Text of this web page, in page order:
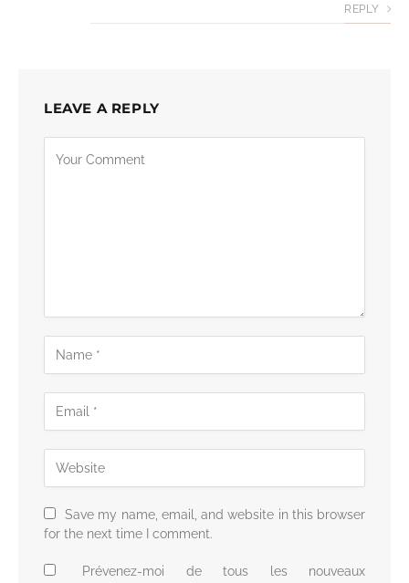
REPLY
LEAVE A REPLY
Save my name, email, and website in this browser
for the next time I comment.
Prévenez-moi de tous les nouveaux